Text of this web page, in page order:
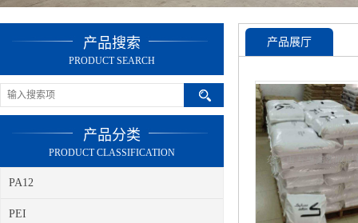
产品搜索
PRODUCT SEARCH
产品分类
PRODUCT CLASSIFICATION
PA12
PEI
产品展厅